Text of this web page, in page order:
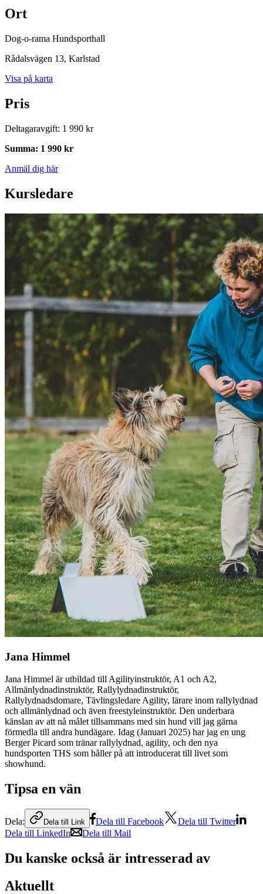
Ort
Dog-o-rama Hundsporthall
Rådalsvägen 13, Karlstad
Visa på karta
Pris
Deltagaravgift: 1 990 kr
Summa: 1 990 kr
Anmäl dig här
Kursledare
Jana Himmel
Jana Himmel är utbildad till Agilityinstruktör, A1 och A2,
Allmänlydnadinstruktör, Rallylydnadinstruktör,
Rallylydnadsdomare, Tävlingsledare Agility, lärare inom rallylydnad
och allmänlydnad och även freestyleinstruktör. Den underbara
känslan av att nå målet tillsammans med sin hund vill jag gärna
förmedla till andra hundägare. Idag (Januari 2025) har jag en ung
Berger Picard som tränar rallylydnad, agility, och den nya
hundsporten THS som håller på att introducerat till livet som
showhund.
Tipsa en vän
Dela: Dela till Link Dela till Facebook
Dela till Twitter
Dela till LinkedIn
Dela till Mail
Du kanske också är intresserad av
Aktuellt